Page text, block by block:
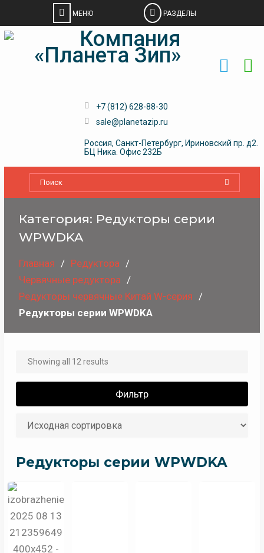
Skip
+7 (812) 628-88-30
sale@planetazip.ru
Россия, Санкт-Петербург, Ириновский пр. д2.
БЦ Ника. Офис 232Б
Категория: Редукторы серии
WPWDKA
Главная
Редуктора
Червячные редуктора
Редукторы червячные Китай W-серия
Редукторы серии WPWDKA
Showing all 12 results
Фильтр
Редукторы серии WPWDKA